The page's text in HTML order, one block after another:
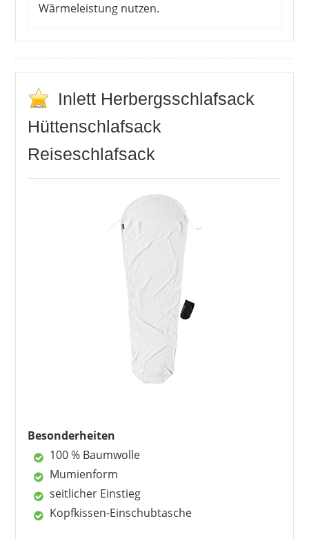
Wärmeleistung nutzen.
Zu diesem Produkt gibt es aktuell leider keine
Kundenmeinungen.
Inlett Herbergsschlafsack
Hüttenschlafsack
Reiseschlafsack
Besonderheiten
100 % Baumwolle
Mumienform
seitlicher Einstieg
Kopfkissen-Einschubtasche